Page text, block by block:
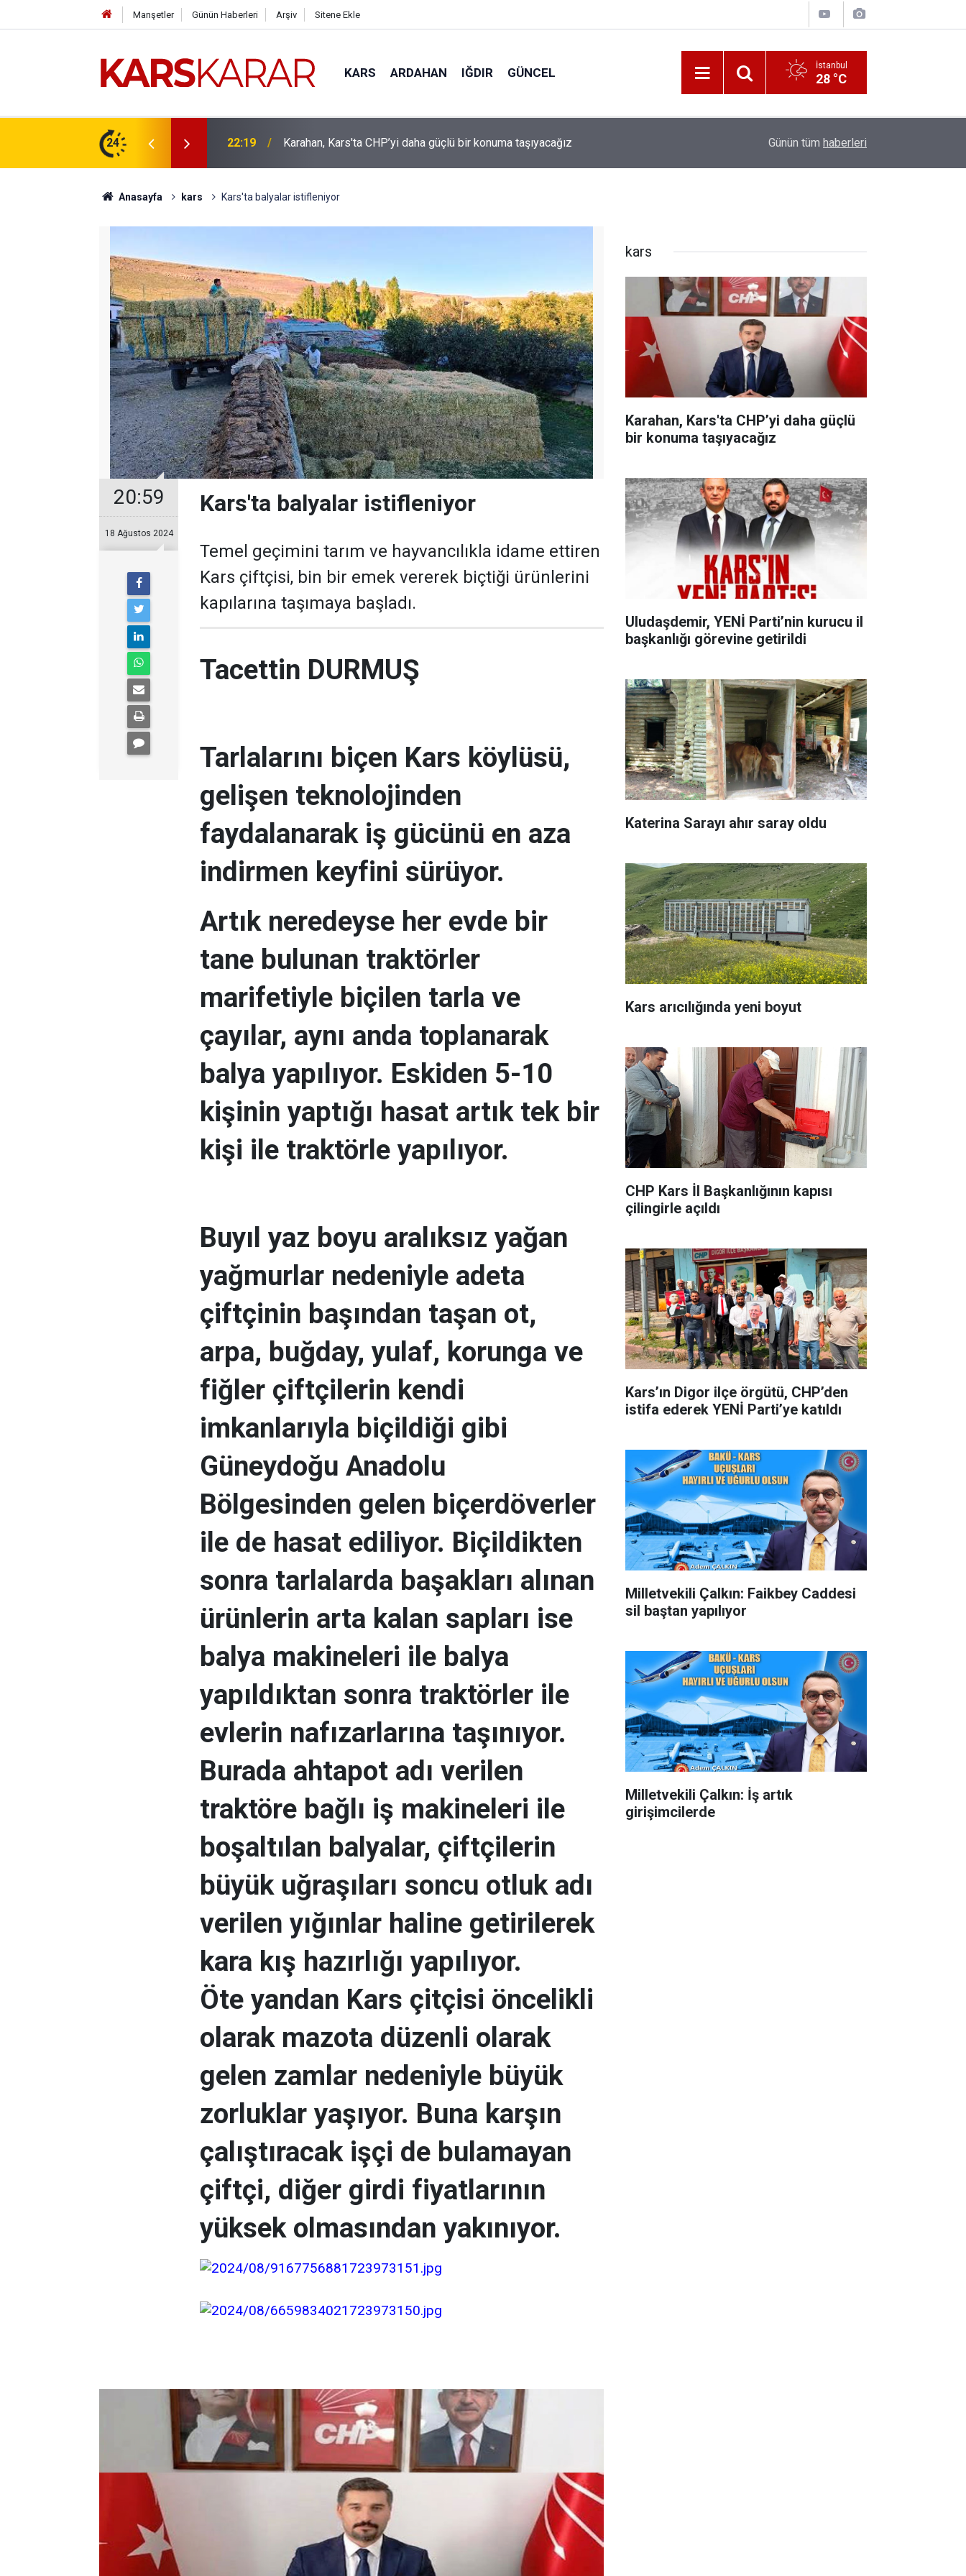
Manşetler Günün Haberleri Arşiv Sitene Ekle
KARS ARDAHAN IĞDIR GÜNCEL İstanbul
28 °C
24
bir konuma taşıyacağız 16:15 Uludaşdemir, YENİ Parti’nin kurucu il başkanlığı görevine getirildi Katerina Sarayı ahır saray oldu
Günün tüm haberleri
Anasayfa kars Kars'ta balyalar istifleniyor
20:59
18 Ağustos 2024
Kars'ta balyalar istifleniyor
Temel geçimini tarım ve hayvancılıkla idame ettiren
Kars çiftçisi, bin bir emek vererek biçtiği ürünlerini
kapılarına taşımaya başladı.
Tacettin DURMUŞ
Tarlalarını biçen Kars köylüsü,
gelişen teknolojinden
faydalanarak iş gücünü en aza
indirmen keyfini sürüyor.
Artık neredeyse her evde bir
tane bulunan traktörler
marifetiyle biçilen tarla ve
çayılar, aynı anda toplanarak
balya yapılıyor. Eskiden 5-10
kişinin yaptığı hasat artık tek bir
kişi ile traktörle yapılıyor.
Buyıl yaz boyu aralıksız yağan
yağmurlar nedeniyle adeta
çiftçinin başından taşan ot,
arpa, buğday, yulaf, korunga ve
fiğler çiftçilerin kendi
imkanlarıyla biçildiği gibi
Güneydoğu Anadolu
Bölgesinden gelen biçerdöverler
ile de hasat ediliyor. Biçildikten
sonra tarlalarda başakları alınan
ürünlerin arta kalan sapları ise
balya makineleri ile balya
yapıldıktan sonra traktörler ile
evlerin nafızarlarına taşınıyor.
Burada ahtapot adı verilen
traktöre bağlı iş makineleri ile
boşaltılan balyalar, çiftçilerin
büyük uğraşıları soncu otluk adı
verilen yığınlar haline getirilerek
kara kış hazırlığı yapılıyor.
Öte yandan Kars çitçisi öncelikli
olarak mazota düzenli olarak
gelen zamlar nedeniyle büyük
zorluklar yaşıyor. Buna karşın
çalıştıracak işçi de bulamayan
çiftçi, diğer girdi fiyatlarının
yüksek olmasından yakınıyor.
kars
Karahan, Kars'ta CHP’yi daha güçlü
bir konuma taşıyacağız
Uludaşdemir, YENİ Parti’nin kurucu il
başkanlığı görevine getirildi
Katerina Sarayı ahır saray oldu
Kars arıcılığında yeni boyut
CHP Kars İl Başkanlığının kapısı
çilingirle açıldı
Kars’ın Digor ilçe örgütü, CHP’den
istifa ederek YENİ Parti’ye katıldı
Milletvekili Çalkın: Faikbey Caddesi
sil baştan yapılıyor
Milletvekili Çalkın: İş artık
girişimcilerde